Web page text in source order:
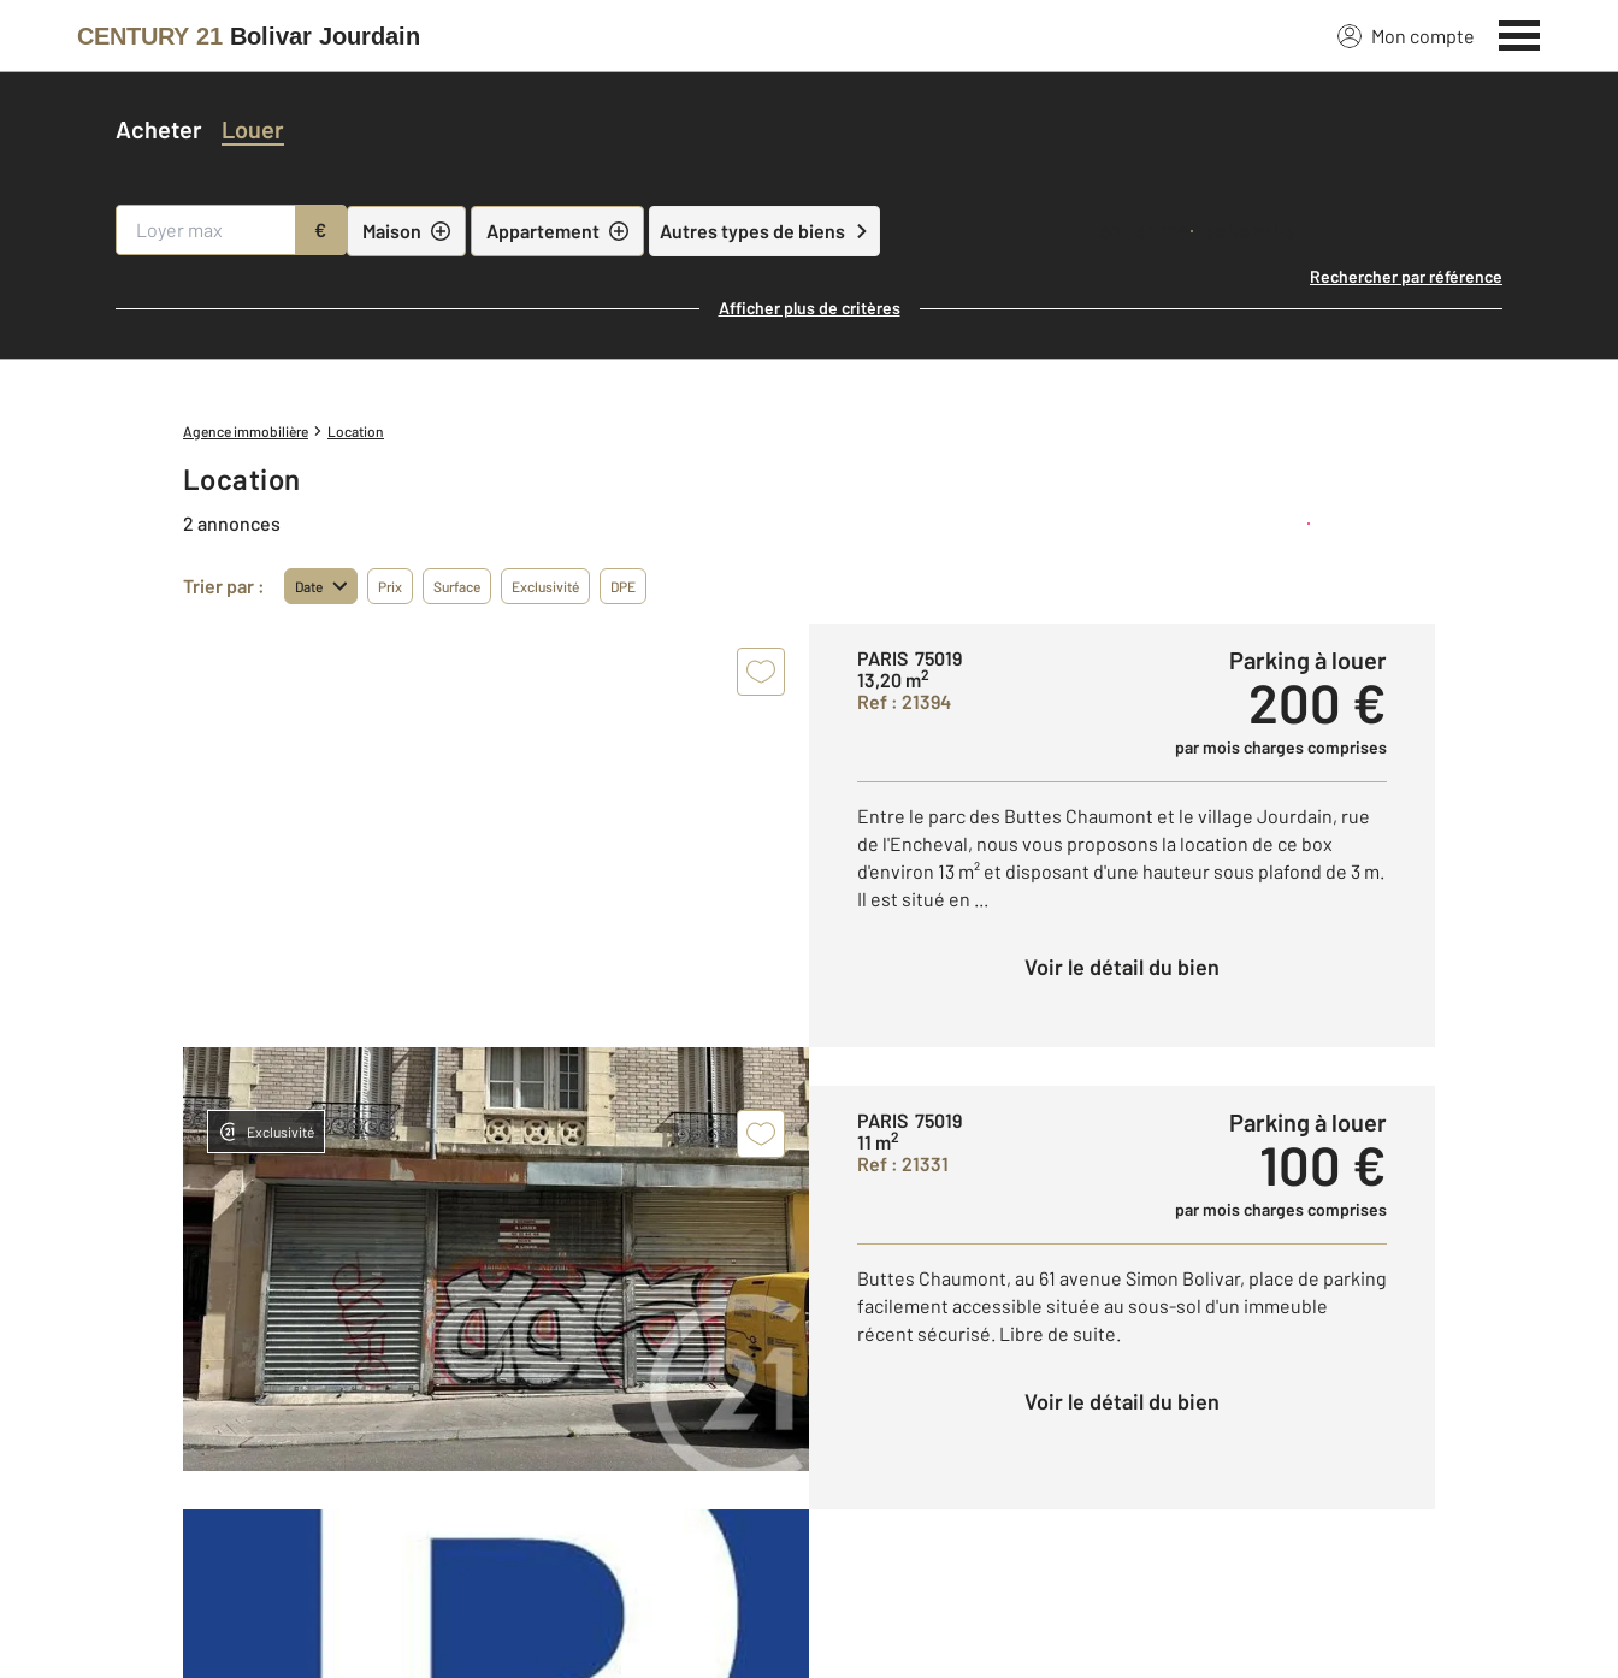
CENTURY 21 Bolivar Jourdain Mon compte
Acheter Louer
€ Maison Appartement Autres types de biens Lancer ma recherche
Rechercher par référence
Afficher plus de critères
Agence immobilière Location
Location
2 annonces Créer une alerte
Trier par : Date Prix Surface Exclusivité DPE
PARIS 75019
13,20 m2
Ref : 21394
Parking à louer
200 €
par mois charges comprises
Entre le parc des Buttes Chaumont et le village Jourdain, rue
de l'Encheval, nous vous proposons la location de ce box
d'environ 13 m² et disposant d'une hauteur sous plafond de 3 m.
Il est situé en ...
Voir le détail du bien
Exclusivité
PARIS 75019
11 m2
Ref : 21331
Parking à louer
100 €
par mois charges comprises
Buttes Chaumont, au 61 avenue Simon Bolivar, place de parking
facilement accessible située au sous-sol d'un immeuble
récent sécurisé. Libre de suite.
Voir le détail du bien